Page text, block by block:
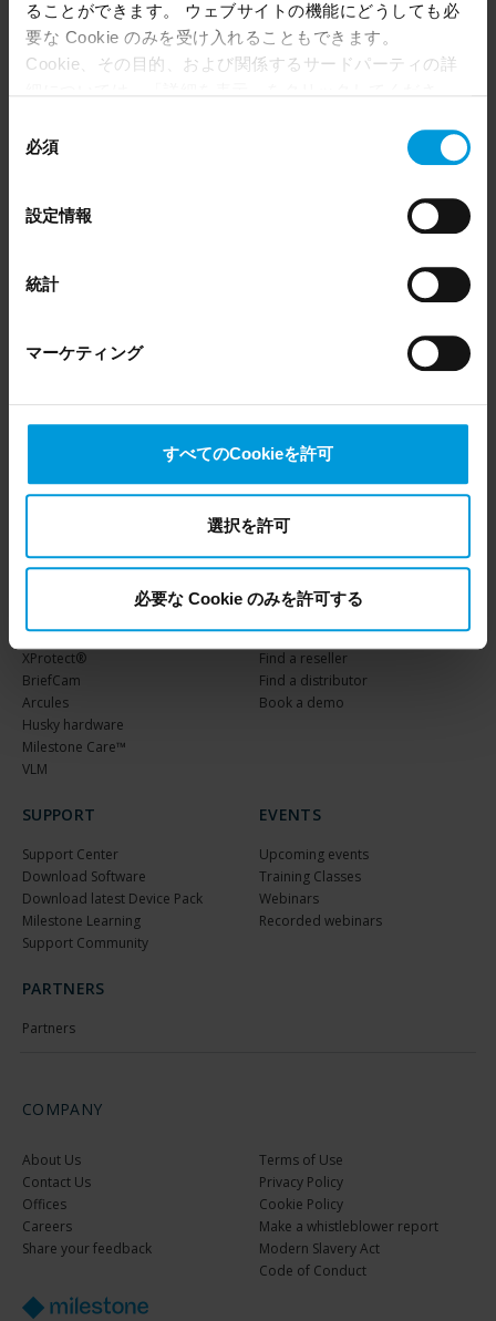
ることができます。 ウェブサイトの機能にどうしても必
要な Cookie のみを受け入れることもできます。
Cookie、その目的、および関係するサードパーティの詳
いつでも同意を撤回できます。
Even though we have entered into data processing
providers’ European entities, we shall inform you that the
that, from an EU perspective (please see latest status
here
), for US owned companies (such as Microsoft and
the US, as they may possibly be required to give data
access to the United States Intelligence Community
your consent, and for Microsoft also based on
Milestone’s legitimate interest. Please click ‘Show details’
必須
設定情報
統計
マーケティング
すべてのCookieを許可
選択を許可
必要な Cookie のみを許可する
Twenty Minutes for
Excellence - Enhancing
Public Safety with
コマーシャル
English
Solutions & AI Analytics:
Intelligence in Critical
件表示
前 1 2 3 4 5 … 22 次
XProtect®
BriefCam
Arcules
Husky hardware
Milestone Care™
VLM
Find a reseller
Find a distributor
Book a demo
SUPPORT
Support Center
Download Software
Download latest Device Pack
Milestone Learning
Support Community
EVENTS
Upcoming events
Training Classes
Webinars
Recorded webinars
PARTNERS
Partners
COMPANY
About Us
Contact Us
Offices
Careers
Share your feedback
Terms of Use
Privacy Policy
Cookie Policy
Make a whistleblower report
Modern Slavery Act
Code of Conduct